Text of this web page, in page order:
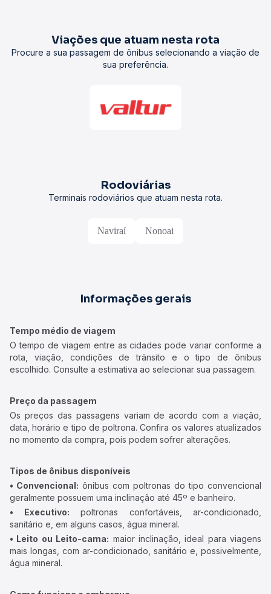
Viações que atuam nesta rota
Procure a sua passagem de ônibus selecionando a viação de
sua preferência.
Rodoviárias
Terminais rodoviários que atuam nesta rota.
Naviraí Nonoai
Informações gerais
Tempo médio de viagem
O tempo de viagem entre as cidades pode variar conforme a
rota, viação, condições de trânsito e o tipo de ônibus
escolhido. Consulte a estimativa ao selecionar sua passagem.
Preço da passagem
Os preços das passagens variam de acordo com a viação,
data, horário e tipo de poltrona. Confira os valores atualizados
no momento da compra, pois podem sofrer alterações.
Tipos de ônibus disponíveis
• Convencional: ônibus com poltronas do tipo convencional
geralmente possuem uma inclinação até 45º e banheiro.
• Executivo: poltronas confortáveis, ar-condicionado,
sanitário e, em alguns casos, água mineral.
• Leito ou Leito-cama: maior inclinação, ideal para viagens
mais longas, com ar-condicionado, sanitário e, possivelmente,
água mineral.